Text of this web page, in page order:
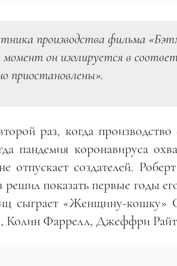
производства фильма
он изолируется в
приостановлены».
раз, когда
пандемия коронавируса
отпускает создателей.
показать первые годы
сыграет «Женщину-кошку»
Фаррелл, Джеффри